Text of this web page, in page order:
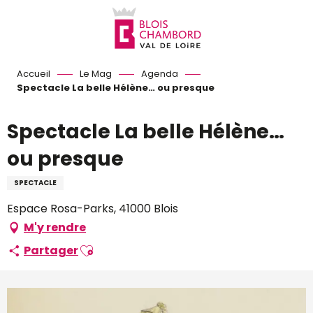
Accueil Le Mag
Agenda
Spectacle La belle Hélène… ou presque
Spectacle La belle Hélène…
ou presque
SPECTACLE
Espace Rosa-Parks, 41000 Blois
M'y rendre
PartagerAjouter aux favoris